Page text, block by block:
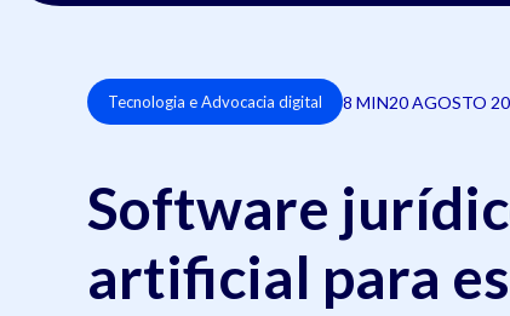
Tecnologia e Advocacia digital 8 MIN20 AGOSTO
Software
artificial para